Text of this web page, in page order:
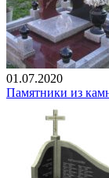
01.07.2020
Памятники из